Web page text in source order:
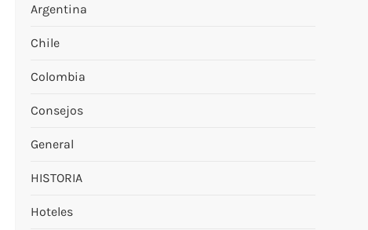
Argentina
Chile
Colombia
Consejos
General
HISTORIA
Hoteles